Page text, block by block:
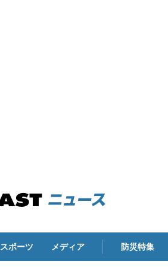
スポーツ メディア 防災特集